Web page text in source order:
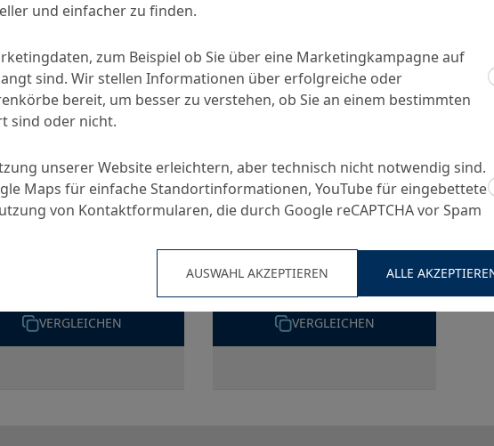
Primer
VERGLEICHEN
MC-PowerPro
HCRprimer
VERGLEICHEN
und einfacher zu finden.
zum Beispiel ob Sie über eine Marketingkampagne auf
sind. Wir stellen Informationen über erfolgreiche oder
bereit, um besser zu verstehen, ob Sie an einem bestimmten
sind oder nicht.
unserer Website erleichtern, aber technisch nicht notwendig sind.
Maps für einfache Standortinformationen, YouTube für eingebettete
von Kontaktformularen, die durch Google reCAPTCHA vor Spam
AUSWAHL AKZEPTIEREN ALLE